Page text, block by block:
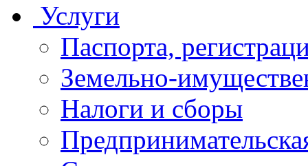
Услуги
Паспорта,
Земельно-
Налоги и сборы